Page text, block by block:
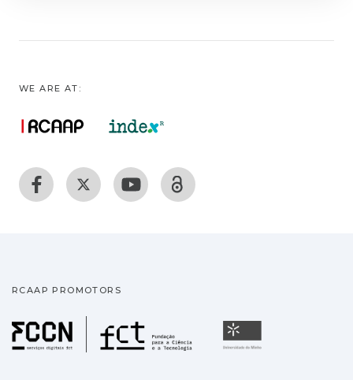
WE ARE AT:
RCAAP PROMOTORS
Fundação para a